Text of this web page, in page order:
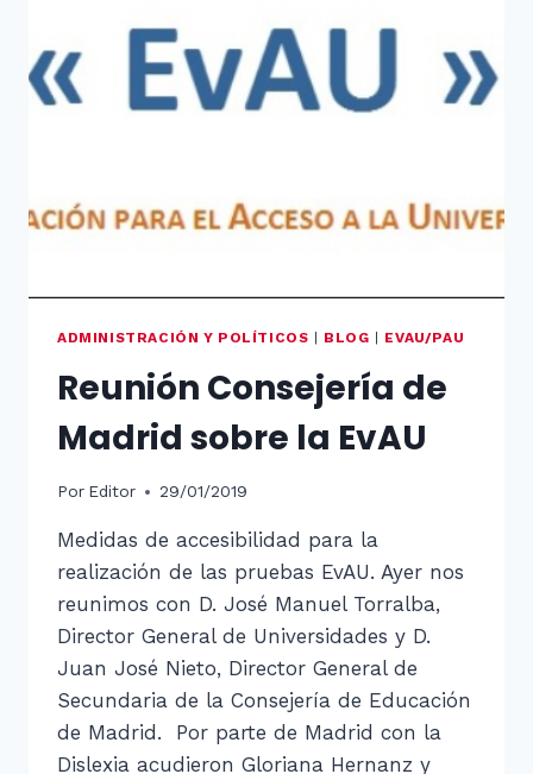
ADMINISTRACIÓN Y POLÍTICOS | BLOG | EVAU/PAU
Reunión Consejería de
Madrid sobre la EvAU
Por Editor 29/01/2019
Medidas de accesibilidad para la
realización de las pruebas EvAU. Ayer nos
reunimos con D. José Manuel Torralba,
Director General de Universidades y D.
Juan José Nieto, Director General de
Secundaria de la Consejería de Educación
de Madrid. Por parte de Madrid con la
Dislexia acudieron Gloriana Hernanz y